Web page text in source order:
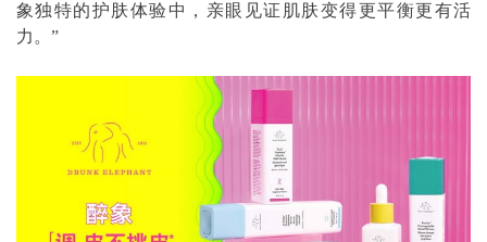
象独特的护肤体验中，亲眼见证肌肤变得更平衡更有活
力。”